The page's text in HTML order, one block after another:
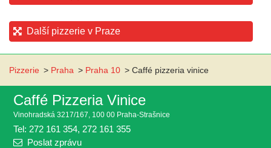
Další pizzerie v Praze
Pizzerie > Praha > Praha 10 > Caffé pizzeria vinice
Caffé Pizzeria Vinice
Vinohradská 3217/167, 100 00 Praha-Strašnice
Tel: 272 161 354, 272 161 355
Poslat zprávu